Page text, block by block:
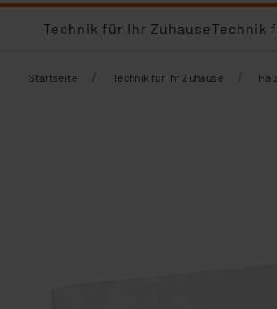
Technik für Ihr ZuhauseTechnik
Startseite / Technik für Ihr Zuhause /